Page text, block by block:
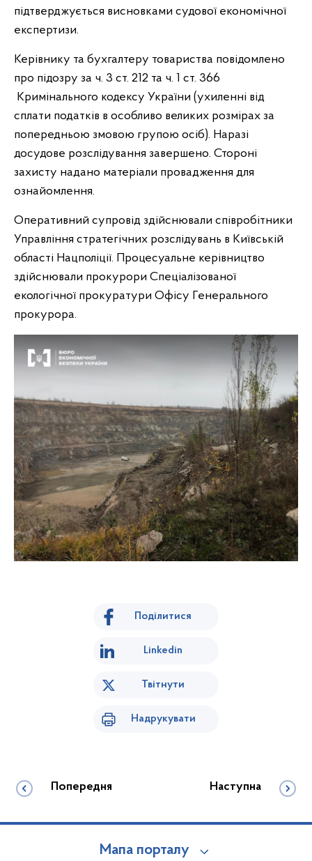
підтверджується висновками судової економічної
експертизи.
Керівнику та бухгалтеру товариства повідомлено
про підозру за ч. 3 ст. 212 та ч. 1 ст. 366
Кримінального кодексу України (ухиленні від
сплати податків в особливо великих розмірах за
попередньою змовою групою осіб). Наразі
досудове розслідування завершено. Стороні
захисту надано матеріали провадження для
ознайомлення.
Оперативний супровід здійснювали співробітники
Управління стратегічних розслідувань в Київській
області Нацполіції. Процесуальне керівництво
здійснювали прокурори Спеціалізованої
екологічної прокуратури Офісу Генерального
прокурора.
Поділитися
Linkedin
Твітнути
Надрукувати
Попередня Наступна
Мапа порталу